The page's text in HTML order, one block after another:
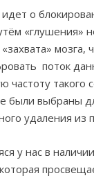
о
«глушения»
мозга,
поток
частоту такого
были выбраны
удаления из
у нас в